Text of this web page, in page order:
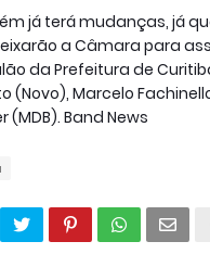
já terá mudanças, já
a Câmara para
da Prefeitura de
(Novo), Marcelo
(MDB). Band News